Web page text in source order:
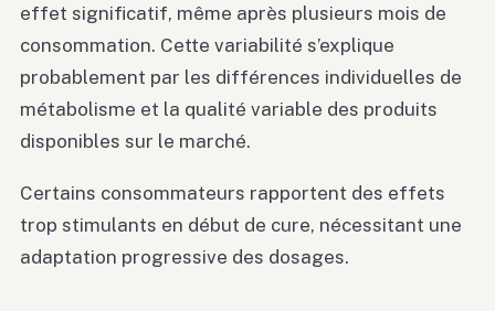
effet significatif, même après plusieurs mois de
consommation. Cette variabilité s’explique
probablement par les différences individuelles de
métabolisme et la qualité variable des produits
disponibles sur le marché.
Certains consommateurs rapportent des effets
trop stimulants en début de cure, nécessitant une
adaptation progressive des dosages.